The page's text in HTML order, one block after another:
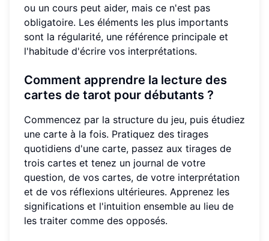
ou un cours peut aider, mais ce n'est pas
obligatoire. Les éléments les plus importants
sont la régularité, une référence principale et
l'habitude d'écrire vos interprétations.
Comment apprendre la lecture des
cartes de tarot pour débutants ?
Commencez par la structure du jeu, puis étudiez
une carte à la fois. Pratiquez des tirages
quotidiens d'une carte, passez aux tirages de
trois cartes et tenez un journal de votre
question, de vos cartes, de votre interprétation
et de vos réflexions ultérieures. Apprenez les
significations et l'intuition ensemble au lieu de
les traiter comme des opposés.